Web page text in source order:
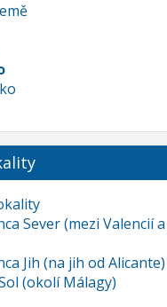
Sever (mezi Valencií a
Jih (na jih od Alicante)
(okolí Málagy)